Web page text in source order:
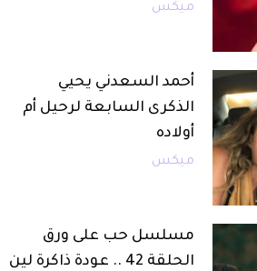
ميكس
أحمد السعدني يحيي
الذكرى السابعة لرحيل أم
أولاده
ميكس
مسلسل حب على ورق
الحلقة 42 .. عودة ذاكرة لين